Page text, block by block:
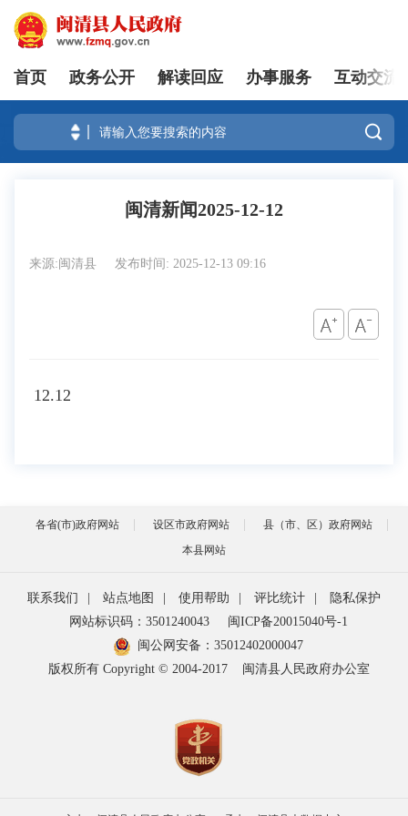
登录
首页 政务公开 解读回应 办事服务 互动交流

闽清新闻2025-12-12
来源:闽清县 发布时间: 2025-12-13 09:16
12.12
各省(市)政府网站 设区市政府网站
县（市、区）政府网站
本县网站
联系我们 站点地图 使用帮助 评比统计
隐私保护
网站标识码：3501240043
闽ICP备20015040号-1
闽公网安备： 35012402000047
版权所有 Copyright © 2004-2017
闽清县人民政府办公室